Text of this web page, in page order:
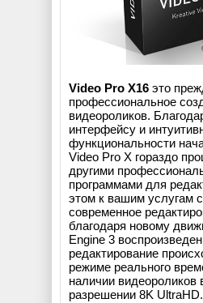
Video Pro X16 это
профессиональное
видеороликов.
интерфейсу и
функциональности
Video Pro X гораздо
другими
программами для
этом к вашим услугам
современное
благодаря новому
Engine 3
редактирование
режиме реального
наличии видеороликов
разрешении 8K UltraHD.